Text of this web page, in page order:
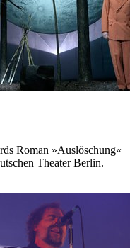
Roman »Auslöschung«
Theater Berlin.